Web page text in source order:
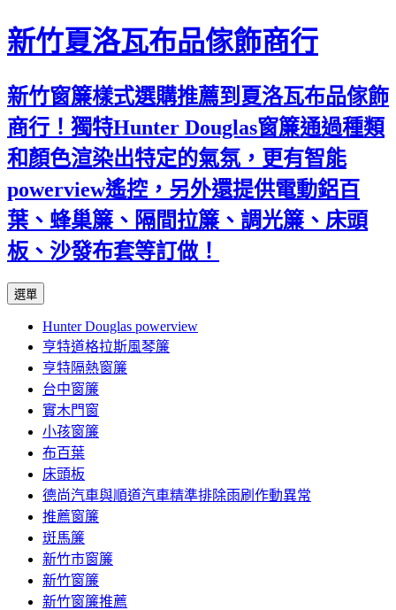
新竹夏洛瓦布品傢飾商行
新竹窗簾樣式選購推薦到夏洛瓦布品傢飾
商行！獨特Hunter Douglas窗簾通過種類
和顏色渲染出特定的氣氛，更有智能
powerview遙控，另外還提供電動鋁百
葉、蜂巢簾、隔間拉簾、調光簾、床頭
板、沙發布套等訂做！
選單
內
容
Hunter Douglas powerview
亨特道格拉斯風琴簾
亨特隔熱窗簾
台中窗簾
實木門窗
小孩窗簾
布百葉
床頭板
德尚汽車與順道汽車精準排除雨刷作動異常
推薦窗簾
斑馬簾
新竹市窗簾
新竹窗簾
新竹窗簾推薦